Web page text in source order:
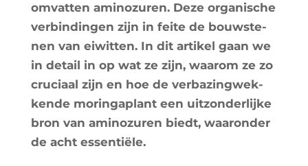
omvat­ten ami­no­zu­ren. Deze orga­nische
ver­bin­din­gen zijn in feite de bouws­te­
nen van eiwit­ten. In dit arti­kel gaan we
in detail in op wat ze zijn, waa­rom ze zo
cru­ciaal zijn en hoe de ver­ba­zing­wek­
kende morin­ga­plant een uit­zon­der­lijke
bron van ami­no­zu­ren biedt, waa­ron­der
de acht essentiële.